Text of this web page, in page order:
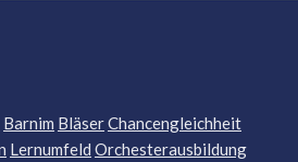
Barnim BläserChancengleichheit
Lernumfeld Orchesterausbildung